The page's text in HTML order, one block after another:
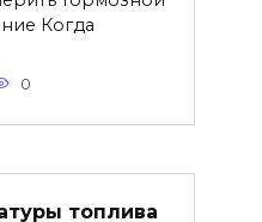
Когда
0
топлива